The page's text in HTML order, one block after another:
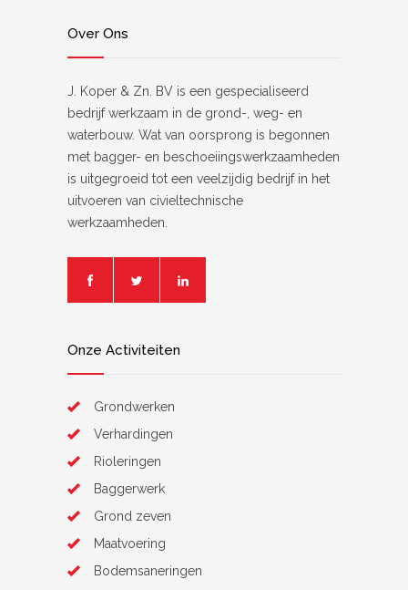
Over Ons
J. Koper & Zn. BV is een gespecialiseerd
bedrijf werkzaam in de grond-, weg- en
waterbouw. Wat van oorsprong is begonnen
met bagger- en beschoeiingswerkzaamheden
is uitgegroeid tot een veelzijdig bedrijf in het
uitvoeren van civieltechnische
werkzaamheden.
Onze Activiteiten
Grondwerken
Verhardingen
Rioleringen
Baggerwerk
Grond zeven
Maatvoering
Bodemsaneringen